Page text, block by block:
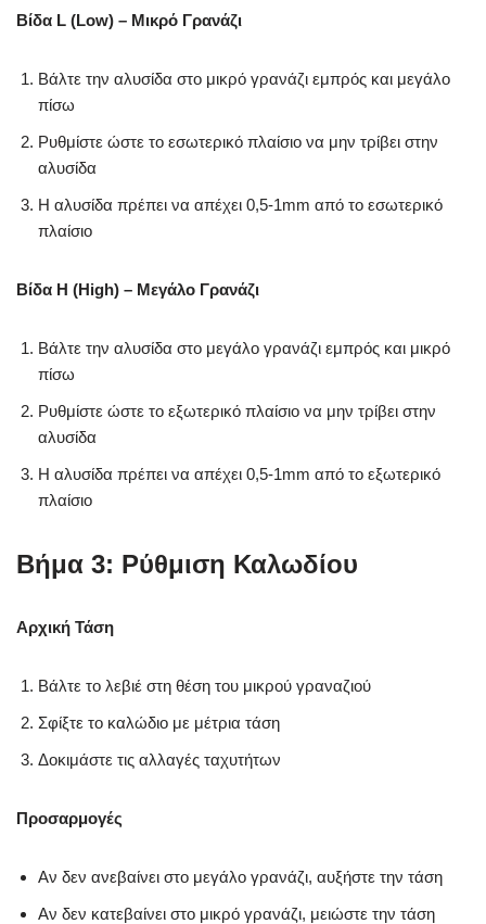
Βίδα L (Low) – Μικρό Γρανάζι
Βάλτε την αλυσίδα στο μικρό γρανάζι εμπρός και μεγάλο
πίσω
Ρυθμίστε ώστε το εσωτερικό πλαίσιο να μην τρίβει στην
αλυσίδα
Η αλυσίδα πρέπει να απέχει 0,5-1mm από το εσωτερικό
πλαίσιο
Βίδα H (High) – Μεγάλο Γρανάζι
Βάλτε την αλυσίδα στο μεγάλο γρανάζι εμπρός και μικρό
πίσω
Ρυθμίστε ώστε το εξωτερικό πλαίσιο να μην τρίβει στην
αλυσίδα
Η αλυσίδα πρέπει να απέχει 0,5-1mm από το εξωτερικό
πλαίσιο
Βήμα 3: Ρύθμιση Καλωδίου
Αρχική Τάση
Βάλτε το λεβιέ στη θέση του μικρού γραναζιού
Σφίξτε το καλώδιο με μέτρια τάση
Δοκιμάστε τις αλλαγές ταχυτήτων
Προσαρμογές
Αν δεν ανεβαίνει στο μεγάλο γρανάζι, αυξήστε την τάση
Αν δεν κατεβαίνει στο μικρό γρανάζι, μειώστε την τάση